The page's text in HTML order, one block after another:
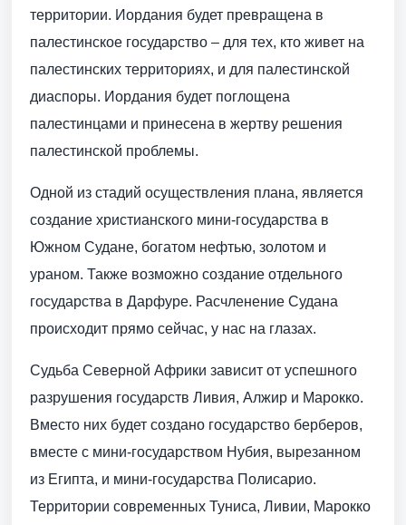
территории. Иордания будет превращена в
палестинское государство – для тех, кто живет на
палестинских территориях, и для палестинской
диаспоры. Иордания будет поглощена
палестинцами и принесена в жертву решения
палестинской проблемы.
Одной из стадий осуществления плана, является
создание христианского мини-государства в
Южном Судане, богатом нефтью, золотом и
ураном. Также возможно создание отдельного
государства в Дарфуре. Расчленение Судана
происходит прямо сейчас, у нас на глазах.
Судьба Северной Африки зависит от успешного
разрушения государств Ливия, Алжир и Марокко.
Вместо них будет создано государство берберов,
вместе с мини-государством Нубия, вырезанном
из Египта, и мини-государства Полисарио.
Территории современных Туниса, Ливии, Марокко